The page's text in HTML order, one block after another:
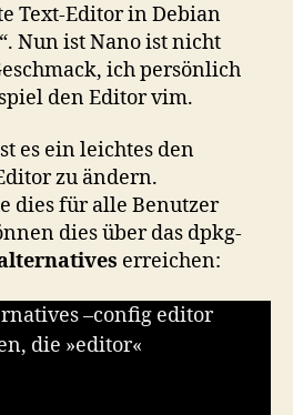
Text-Editor in Debian
Nun ist Nano ist nicht
ich persönlich
den Editor vim.
es ein leichtes den
zu ändern.
dies für alle Benutzer
dies über das dpkg-
erreichen:
–config editor
die »editor«